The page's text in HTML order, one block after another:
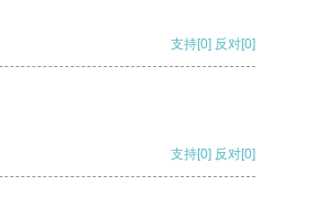
支持[0] 反对[0]
支持[0] 反对[0]